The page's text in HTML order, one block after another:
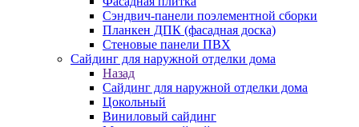
Сэндвич-панели поэлементной сборки
Планкен ДПК (фасадная доска)
Стеновые панели ПВХ
Сайдинг для наружной отделки дома
Назад
Сайдинг для наружной отделки дома
Цокольный
Виниловый сайдинг